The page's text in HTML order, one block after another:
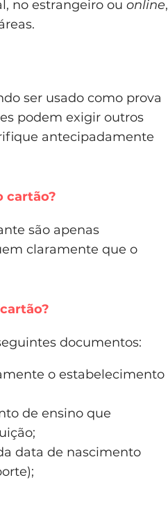
no estrangeiro ou online,
ser usado como prova
podem exigir outros
antecipadamente
cartão?
são apenas
claramente que o
documentos:
o estabelecimento
de ensino que
data de nascimento